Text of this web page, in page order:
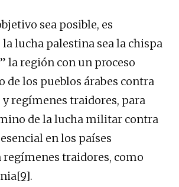
sea posible, es
la lucha palestina sea la chispa
la región con un proceso
de los pueblos árabes contra
y regímenes traidores, para
de la lucha militar contra
en los países
traidores, como
[9].